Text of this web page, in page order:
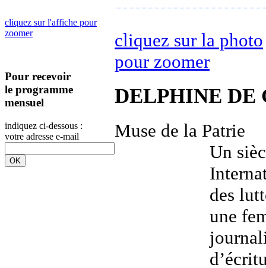
cliquez sur l'affiche pour
zoomer
Pour recevoir
le programme
mensuel
indiquez ci-dessous :
votre adresse e-mail
cliquez sur la photo
pour zoomer
DELPHINE DE
Muse de la Patrie
Un
des
une